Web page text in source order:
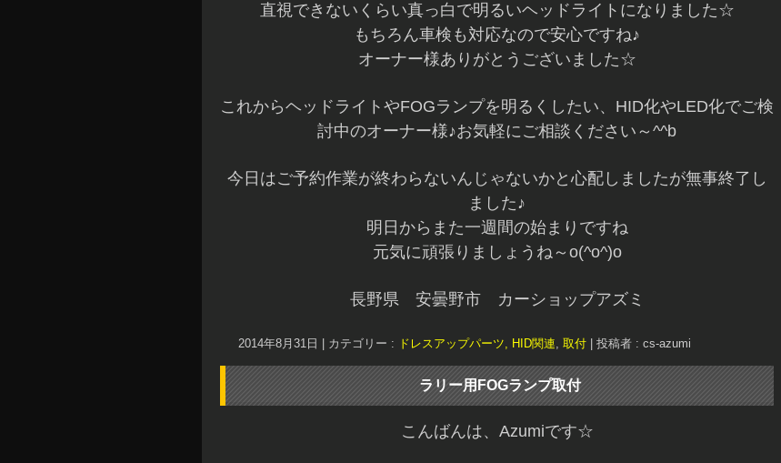
直視できないくらい真っ白で明るいヘッドライトになりました☆
もちろん車検も対応なので安心ですね♪
オーナー様ありがとうございました☆
これからヘッドライトやFOGランプを明るくしたい、HID化やLED化でご検
討中のオーナー様♪お気軽にご相談ください～^^b
今日はご予約作業が終わらないんじゃないかと心配しましたが無事終了し
ました♪
明日からまた一週間の始まりですね
元気に頑張りましょうね～o(^o^)o
長野県 安曇野市 カーショップアズミ
2014年8月31日 カテゴリー : ドレスアップパーツ, HID関連, 取付 投稿者 : cs-azumi
ラリー用FOGランプ取付
こんばんは、Azumiです☆